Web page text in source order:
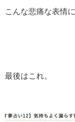
こんな悲痛な表情
最後はこれ。